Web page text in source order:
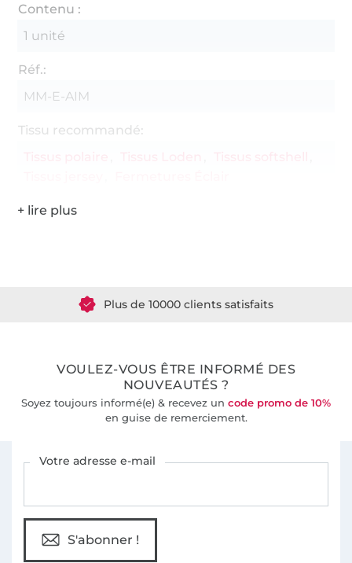
Contenu :
1 unité
Réf.:
MM-E-AIM
Tissu recommandé:
VOULEZ-VOUS ÊTRE INFORMÉ DES
NOUVEAUTÉS ?
Soyez toujours informé(e) & recevez un code promo de 10%
en guise de remerciement.
Votre adresse e-mail
S'abonner !